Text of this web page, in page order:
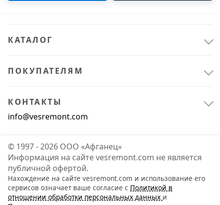
КАТАЛОГ
ПОКУПАТЕЛЯМ
КОНТАКТЫ
info@vesremont.com
© 1997 - 2026 ООО «Афганец»
Информация на сайте vesremont.com не является
публичной офертой.
Нахождение на сайте vesremont.com и использование его
сервисов означает ваше согласие с Политикой в
отношении обработки персональных данных и